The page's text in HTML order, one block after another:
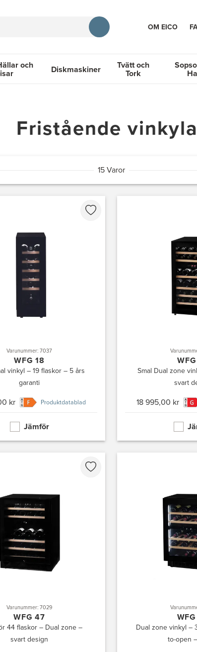
OM EICO
och Diskmaskiner Tvätt och
Tork
Fristående
15 Varor
Varunummer: 7037
WFG 18
vinkyl – 19 flaskor – 5 års
garanti
kr Produktdatablad
Jämför
Smal Dual zone
svart
18 995,00 kr
Varunummer: 7029
WFG 47
44 flaskor – Dual zone –
svart design
Dual zone vinkyl –
to-open